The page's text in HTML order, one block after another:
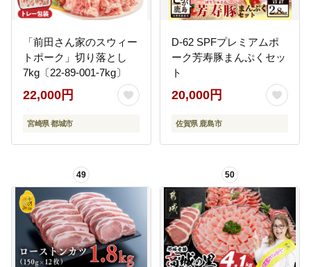
「前田さん家のスウィー
トポーク」切り落とし
7kg〔22-89-001-7kg〕
22,000円
宮崎県 都城市
D-62 SPFプレミアムポ
ーク芳寿豚まんぷくセッ
ト
20,000円
佐賀県 鹿島市
49 50